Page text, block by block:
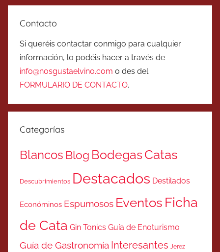
Contacto
Si queréis contactar conmigo para cualquier
información, lo podéis hacer a través de
info@nosgustaelvino.com o des del
FORMULARIO DE CONTACTO.
Categorías
Blancos Blog BodegasCatas
Descubrimientos Destacados Destilados
Económinos Espumosos Eventos Ficha
de Cata Gin Tonics Guía de Enoturismo
Guía de Gastronomía Interesantes Jerez